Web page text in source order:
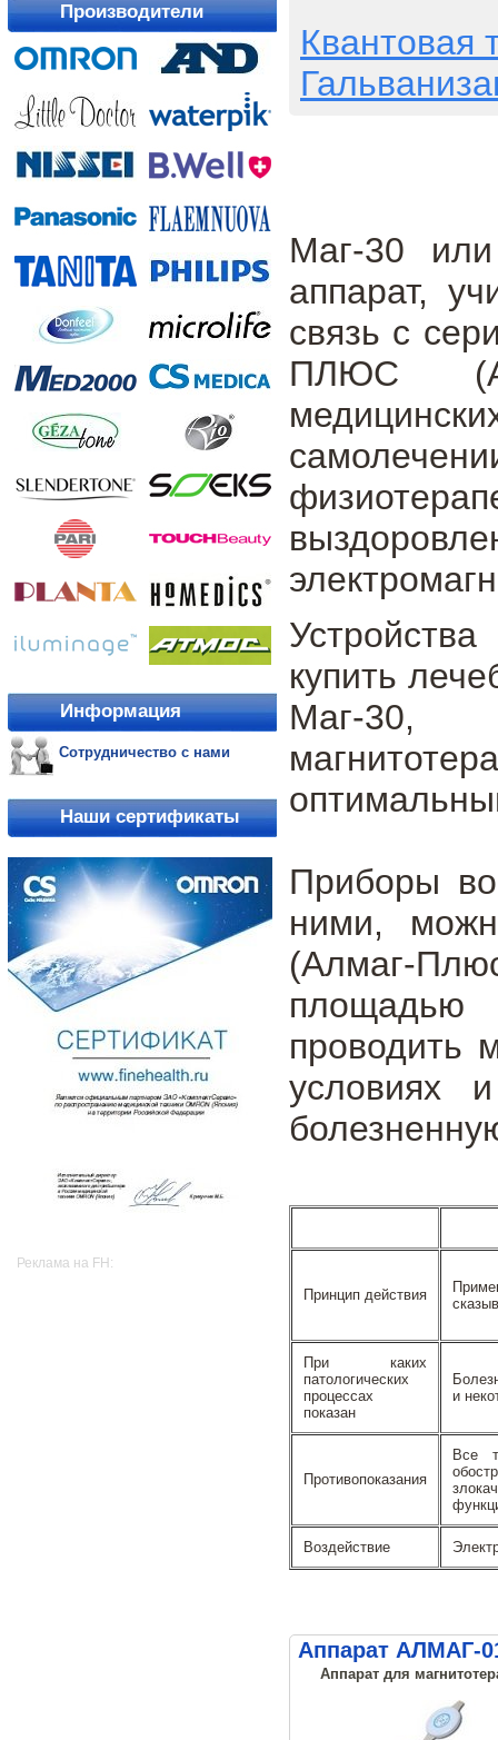
Производители
Информация
Сотрудничество с нами
Наши сертификаты
Реклама на FH:
Квантовая
Маг-30
аппарат,
связь с
ПЛЮС
купить
Маг-
Приборы
ними,
(Алмаг-
площадью
проводить
условиях
Принцип действия
При каких
патологических
процессах
показан
и
Противопоказания
Все
Воздействие
Аппарат АЛМАГ-
Аппарат для